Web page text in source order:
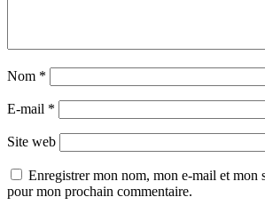
Nom *
E-mail *
Site web
Enregistrer mon nom, mon e-mail et mon
pour mon prochain commentaire.